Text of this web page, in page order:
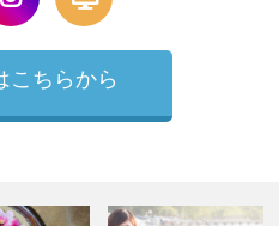
こちらから